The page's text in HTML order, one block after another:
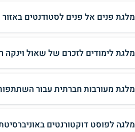
מלגת פנים אל פנים לסטודנטים
מלגת לימודים לזכרם של שאול וינקה
מלגת מעורבות חברתית עבור השתתפות
מלגה לפוסט דוקטורנטים באוניברסיטת